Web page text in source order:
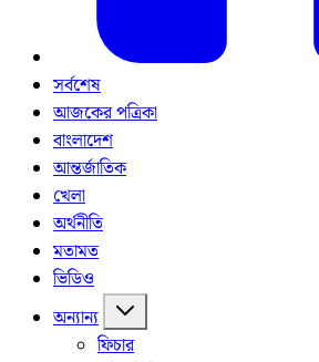
সর্বশেষ
আজকের পত্রিকা
বাংলাদেশ
আন্তর্জাতিক
খেলা
অর্থনীতি
মতামত
ভিডিও
অন্যান্য
ফিচার